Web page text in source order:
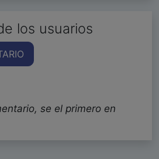
los usuarios
se el primero en